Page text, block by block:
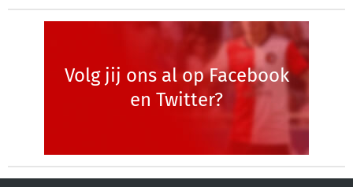
Volg jij ons al op Facebook
en Twitter?